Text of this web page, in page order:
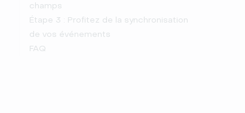
champs
Étape 3 : Profitez de la synchronisation
de vos événements
FAQ